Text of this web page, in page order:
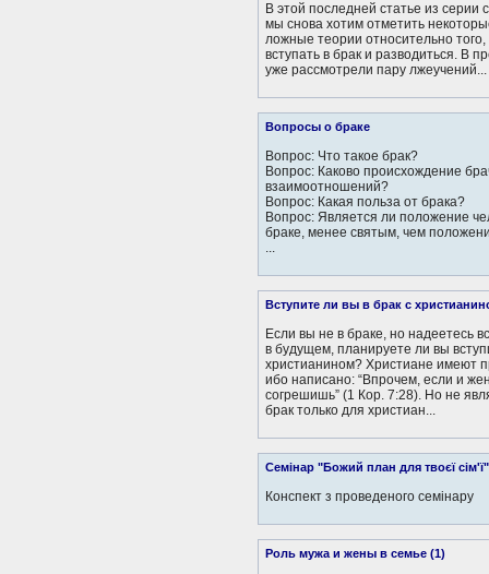
В этой последней статье из серии
мы снова хотим отметить
ложные теории относительно
вступать в брак и разводиться. В
уже рассмотрели пару лжеучений...
Вопросы о браке
Вопрос: Что такое брак?
Вопрос: Каково происхождение
взаимоотношений?
Вопрос: Какая польза от брака?
Вопрос: Является ли положение
браке, менее святым, чем
...
Вступите ли вы в брак с
Если вы не в браке, но надеетесь
в будущем, планируете ли вы
христианином? Христиане имеют
ибо написано: “Впрочем, если и
согрешишь” (1 Кор. 7:28). Но не
брак только для христиан...
Семінар "Божий план для твоєї сім'ї"
Конспект з проведеного семінару
Роль мужа и жены в семье (1)